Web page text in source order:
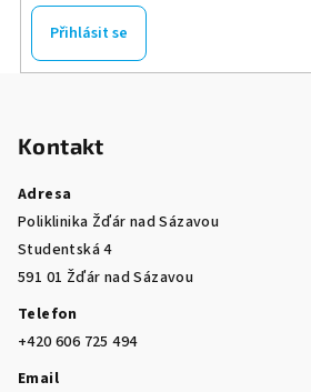
Přihlásit se
Kontakt
Adresa
Poliklinika Žďár nad Sázavou
Studentská 4
591 01 Žďár nad Sázavou
Telefon
+420 606 725 494
Email